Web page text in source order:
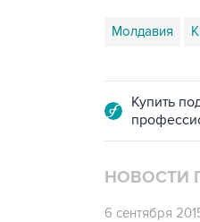
Молдавия
Купить
НОВОСТИ
6 сентября